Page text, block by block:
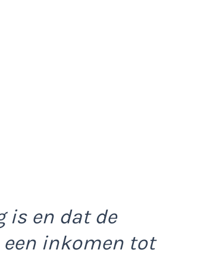
is en dat de
een inkomen tot